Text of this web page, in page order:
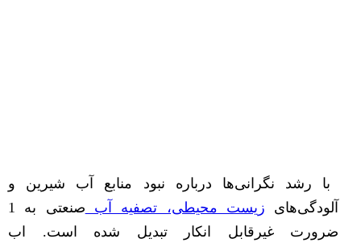
با رشد نگرانی‌ها درباره نبود منابع آب شیرین و
آلودگی‌های زیست محیطی، تصفیه آب
صنعتی به 1
ضرورت غیرقابل انکار تبدیل شده است. اب